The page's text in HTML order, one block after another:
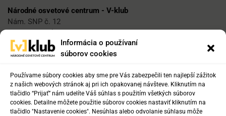
Informácia o používaní
súborov cookies
Používame súbory cookies aby sme pre Vás zabezpečili ten najlepší zážitok
z našich webových stránok aj pri ich opakovanej návšteve. Kliknutím na
tlačidlo “Prijať” nám udelíte Váš súhlas s použitím všetkých súborov
cookies. Detailne môžete použitie súborov cookies nastaviť kliknutím na
tlačidlo "Nastavenie cookies". Nesúhlas alebo odvolanie súhlasu môže
Národné osvetové centrum - V-klub
Nám. SNP č. 12
812 34 Bratislava 1
vklub@nocka.sk
Tel: